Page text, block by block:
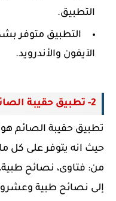
التطبيق.
التطبيق متوفر
الآيفون والأندرويد.
2- تطبيق حقيبة الصائم في رمضان
تطبيق حقيبة الصائم
حيث انه يتوفر على كل
من: فتاوى، نصائح
إلى نصائح طبية